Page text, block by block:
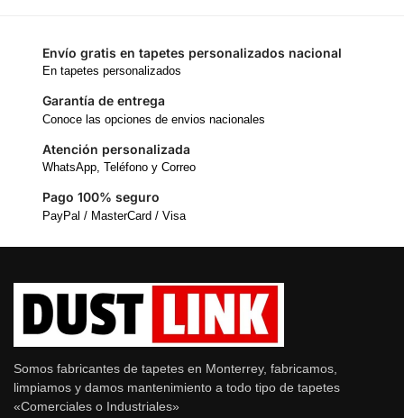
Envío gratis en tapetes personalizados nacional
En tapetes personalizados
Garantía de entrega
Conoce las opciones de envios nacionales
Atención personalizada
WhatsApp, Teléfono y Correo
Pago 100% seguro
PayPal / MasterCard / Visa
Somos fabricantes de tapetes en Monterrey, fabricamos,
limpiamos y damos mantenimiento a todo tipo de tapetes
«Comerciales o Industriales»